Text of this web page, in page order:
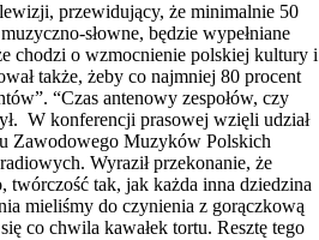
przewidujący, że minimalnie 50
słowne, będzie wypełniane
chodzi o wzmocnienie polskiej kultury i
także, żeby co najmniej 80 procent
“Czas antenowy zespołów, czy
W konferencji prasowej wzięli udział
Zawodowego Muzyków Polskich
Wyraził przekonanie, że
twórczość tak, jak każda inna dziedzina
mieliśmy do czynienia z gorączkową
co chwila kawałek tortu. Resztę tego